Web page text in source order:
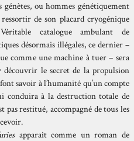
ou hommes génétiquement
de son placard cryogénique
catalogue ambulant de
désormais illégales, ce dernier –
comme une machine à tuer – sera
le secret de la propulsion
savoir à l’humanité qu’un compte
conduira à la destruction totale de
pas restitué, accompagné de tous les
apparaît comme un roman de